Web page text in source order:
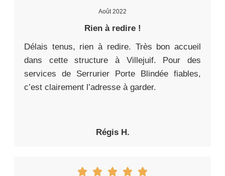
Août 2022
Rien à redire !
Délais tenus, rien à redire. Très bon accueil
dans cette structure à Villejuif. Pour des
services de Serrurier Porte Blindée fiables,
c’est clairement l’adresse à garder.
Régis H.